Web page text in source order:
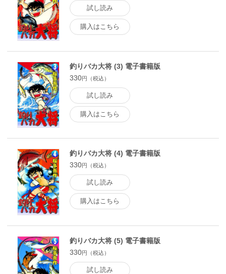
試し読み
購入はこちら
釣りバカ大将 (3) 電子書籍版
330円（税込）
試し読み
購入はこちら
釣りバカ大将 (4) 電子書籍版
330円（税込）
試し読み
購入はこちら
釣りバカ大将 (5) 電子書籍版
330円（税込）
試し読み